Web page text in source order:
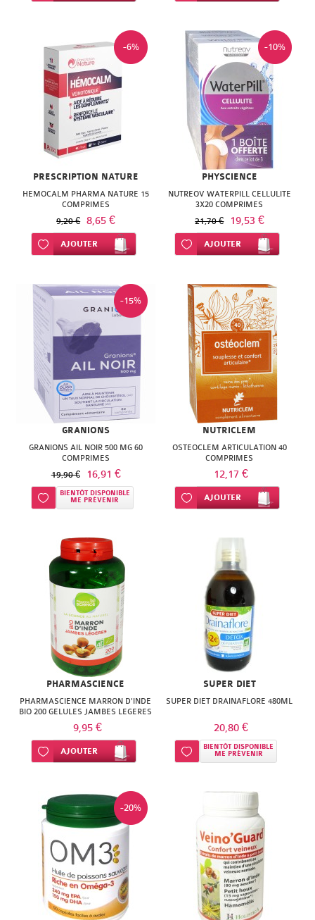
-6%
PRESCRIPTION NATURE
HEMOCALM PHARMA NATURE 15
COMPRIMES
9,20 € 8,65 €
Ajouter à ma liste d’envie
AJOUTER
-10%
PHYSCIENCE
NUTREOV WATERPILL CELLULITE
3X20 COMPRIMES
21,70 € 19,53 €
Ajouter à ma liste d’envie
AJOUTER
-15%
GRANIONS
GRANIONS AIL NOIR 500 MG 60
COMPRIMES
19,90 € 16,91 €
Ajouter à ma liste d’envie
BIENTÔT DISPONIBLE
ME PRÉVENIR
NUTRICLEM
OSTEOCLEM ARTICULATION 40
COMPRIMES
12,17 €
Ajouter à ma liste d’envie
AJOUTER
PHARMASCIENCE
PHARMASCIENCE MARRON D'INDE
BIO 200 GELULES JAMBES LEGERES
9,95 €
Ajouter à ma liste d’envie
AJOUTER
SUPER DIET
SUPER DIET DRAINAFLORE 480ML
20,80 €
Ajouter à ma liste d’envie
BIENTÔT DISPONIBLE
ME PRÉVENIR
-20%